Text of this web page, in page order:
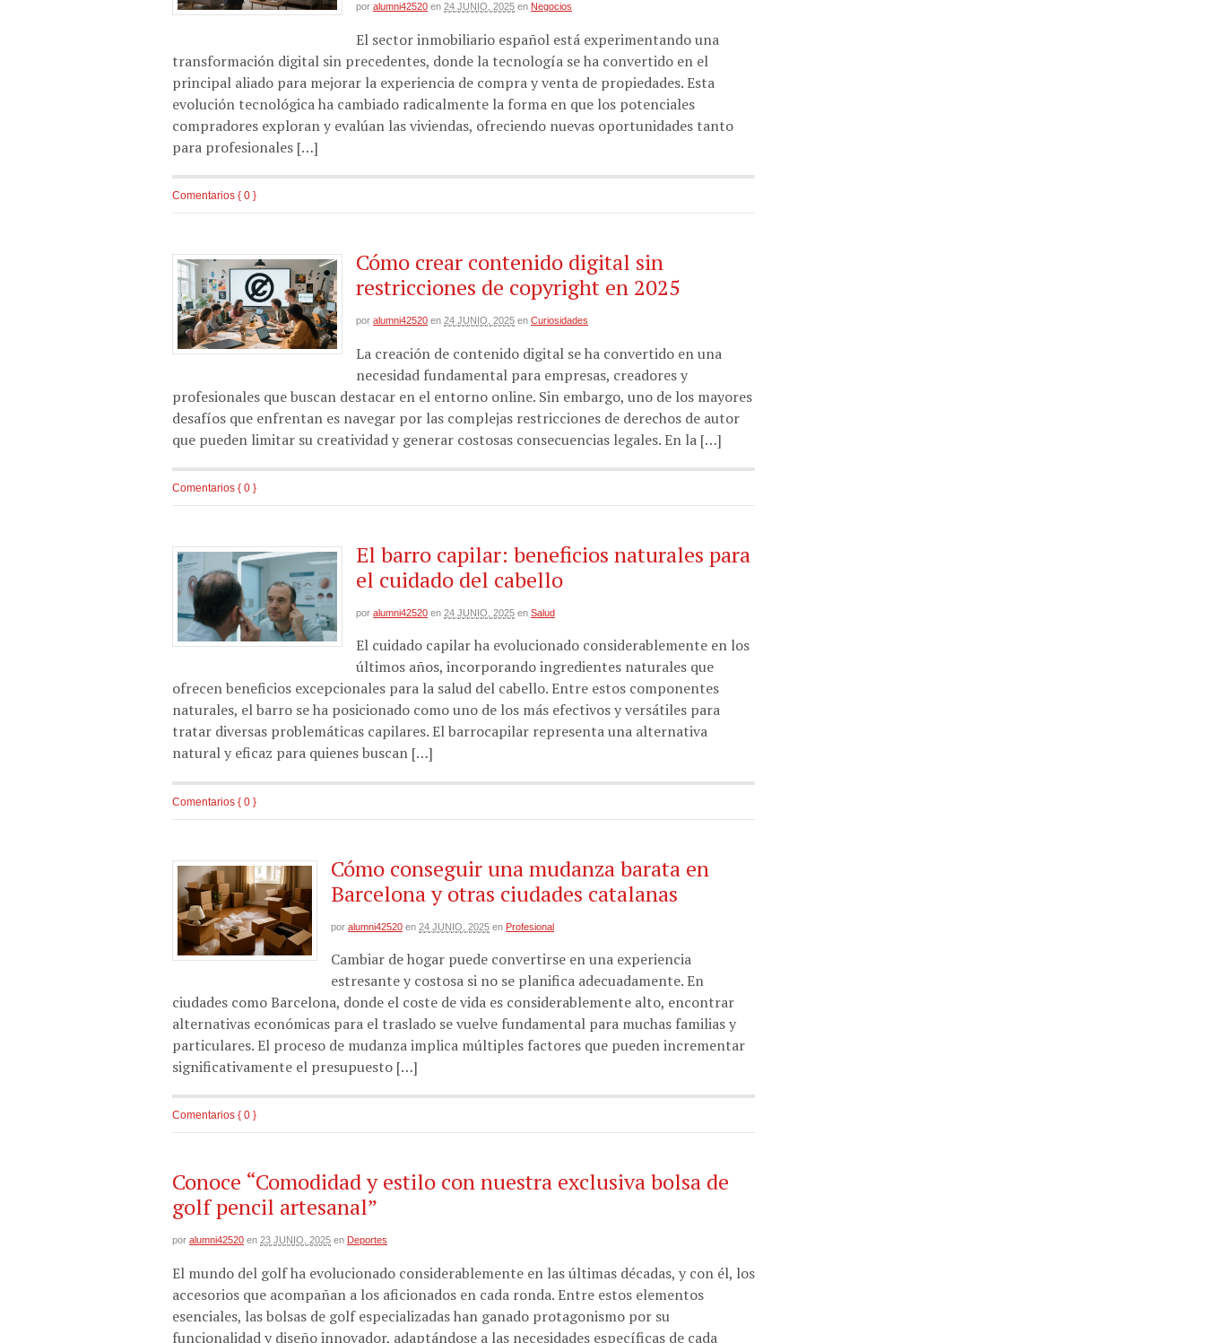
por alumni42520 en 24 JUNIO, 2025 en Negocios
El sector inmobiliario español está experimentando una
transformación digital sin precedentes, donde la tecnología se ha convertido en el
principal aliado para mejorar la experiencia de compra y venta de propiedades. Esta
evolución tecnológica ha cambiado radicalmente la forma en que los potenciales
compradores exploran y evalúan las viviendas, ofreciendo nuevas oportunidades tanto
para profesionales […]
Comentarios { 0 }
Cómo crear contenido digital sin
restricciones de copyright en 2025
por alumni42520 en 24 JUNIO, 2025 en Curiosidades
La creación de contenido digital se ha convertido en una
necesidad fundamental para empresas, creadores y
profesionales que buscan destacar en el entorno online. Sin embargo, uno de los mayores
desafíos que enfrentan es navegar por las complejas restricciones de derechos de autor
que pueden limitar su creatividad y generar costosas consecuencias legales. En la […]
Comentarios { 0 }
El barro capilar: beneficios naturales para
el cuidado del cabello
por alumni42520 en 24 JUNIO, 2025 en Salud
El cuidado capilar ha evolucionado considerablemente en los
últimos años, incorporando ingredientes naturales que
ofrecen beneficios excepcionales para la salud del cabello. Entre estos componentes
naturales, el barro se ha posicionado como uno de los más efectivos y versátiles para
tratar diversas problemáticas capilares. El barrocapilar representa una alternativa
natural y eficaz para quienes buscan […]
Comentarios { 0 }
Cómo conseguir una mudanza barata en
Barcelona y otras ciudades catalanas
por alumni42520 en 24 JUNIO, 2025 en Profesional
Cambiar de hogar puede convertirse en una experiencia
estresante y costosa si no se planifica adecuadamente. En
ciudades como Barcelona, donde el coste de vida es considerablemente alto, encontrar
alternativas económicas para el traslado se vuelve fundamental para muchas familias y
particulares. El proceso de mudanza implica múltiples factores que pueden incrementar
significativamente el presupuesto […]
Comentarios { 0 }
Conoce “Comodidad y estilo con nuestra exclusiva bolsa de
golf pencil artesanal”
por alumni42520 en 23 JUNIO, 2025 en Deportes
El mundo del golf ha evolucionado considerablemente en las últimas décadas, y con él, los
accesorios que acompañan a los aficionados en cada ronda. Entre estos elementos
esenciales, las bolsas de golf especializadas han ganado protagonismo por su
funcionalidad y diseño innovador, adaptándose a las necesidades específicas de cada